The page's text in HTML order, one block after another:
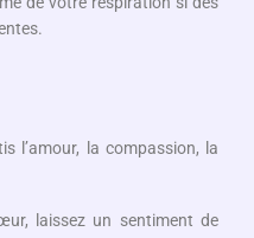
l’amour, la compassion, la
laissez un sentiment de